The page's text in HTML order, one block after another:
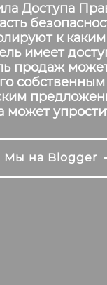
Доступа
к
имеет
продаж
может
Мы на Blogger